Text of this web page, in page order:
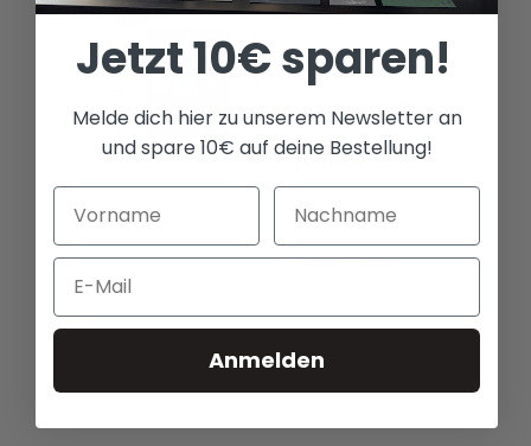
Software
Absolute
White RIP –
Ghost
Edition
ab59,00€–
59,00 €
295,00 €
(49,58
Jetzt 10€ sparen!
Melde dich hier zu unserem Newsletter an
und spare 10€ auf deine Bestellung!
Email
Anmelden